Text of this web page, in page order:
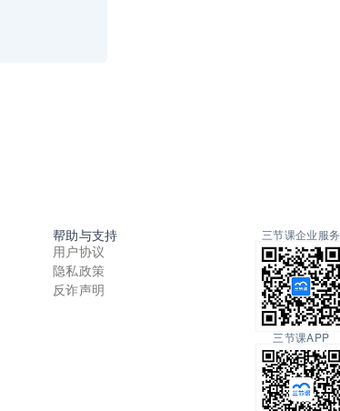
帮助与支持
用户协议
隐私政策
反诈声明
三节课企业服务
三节课APP